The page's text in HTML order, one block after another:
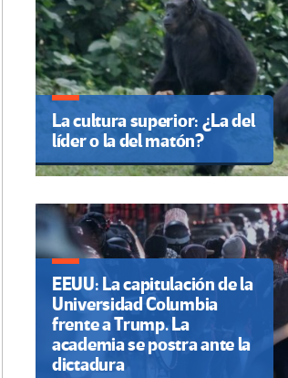
La cultura superior: ¿La del
líder o la del matón?
EEUU: La capitulación de la
Universidad Columbia
frente a Trump. La
academia se postra ante la
dictadura